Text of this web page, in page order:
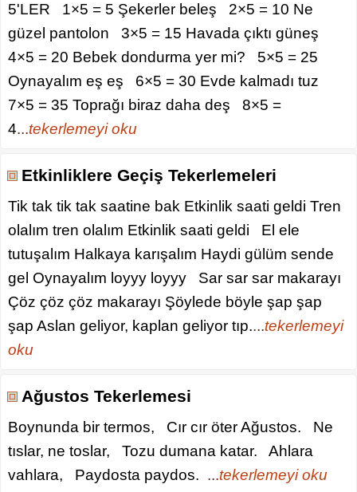
5'LER 1×5 = 5 Şekerler beleş 2×5 = 10 Ne
güzel pantolon 3×5 = 15 Havada çıktı güneş
4×5 = 20 Bebek dondurma yer mi? 5×5 = 25
Oynayalım eş eş 6×5 = 30 Evde kalmadı tuz
7×5 = 35 Toprağı biraz daha deş 8×5 =
4...tekerlemeyi oku
Etkinliklere Geçiş Tekerlemeleri
Tik tak tik tak saatine bak Etkinlik saati geldi Tren
olalım tren olalım Etkinlik saati geldi El ele
tutuşalım Halkaya karışalım Haydi gülüm sende
gel Oynayalım loyyy loyyy Sar sar sar makarayı
Çöz çöz çöz makarayı Şöylede böyle şap şap
şap Aslan geliyor, kaplan geliyor tıp....tekerlemeyi
oku
Ağustos Tekerlemesi
Boynunda bir termos, Cır cır öter Ağustos. Ne
tıslar, ne toslar, Tozu dumana katar. Ahlara
vahlara, Paydosta paydos. ...tekerlemeyi oku